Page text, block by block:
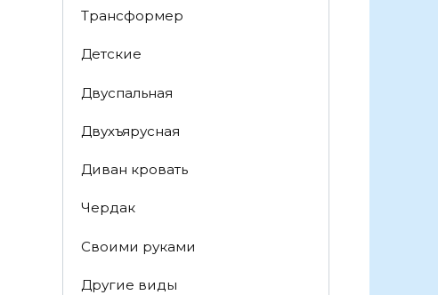
Трансформер
Детские
Двуспальная
Двухъярусная
Диван кровать
Чердак
Своими руками
Другие виды